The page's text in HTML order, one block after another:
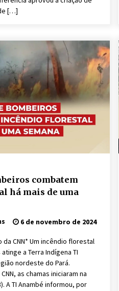
[…]
combatem
há mais de uma
6 de novembro de 2024
da CNN* Um incêndio florestal
a Terra Indígena TI
nordeste do Pará.
as chamas iniciaram na
A TI Anambé informou, por